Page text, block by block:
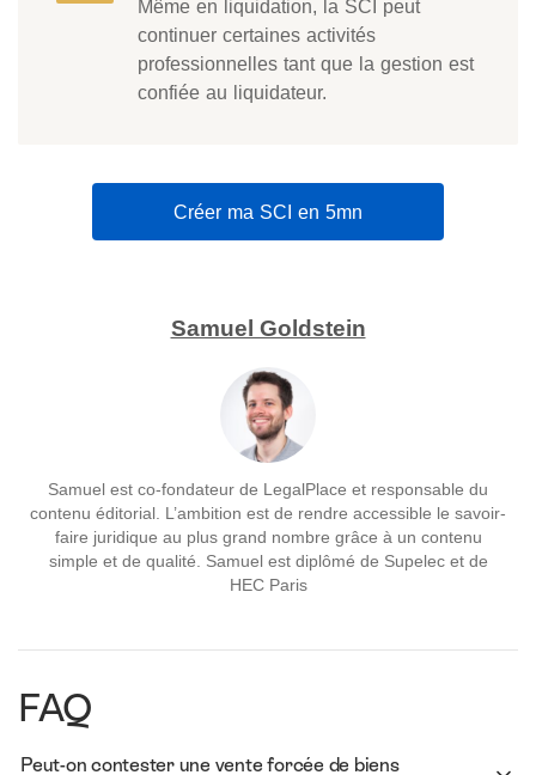
Même en liquidation, la SCI peut
continuer certaines activités
professionnelles tant que la gestion est
confiée au liquidateur.
Créer ma SCI en 5mn
Samuel Goldstein
Samuel est co-fondateur de LegalPlace et responsable du
contenu éditorial. L’ambition est de rendre accessible le savoir-
faire juridique au plus grand nombre grâce à un contenu
simple et de qualité. Samuel est diplômé de Supelec et de
HEC Paris
FAQ
Peut-on contester une vente forcée de biens